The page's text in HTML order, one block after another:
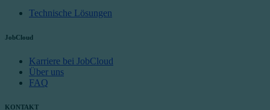
Technische Lösungen
JobCloud
Karriere bei JobCloud
Über uns
FAQ
KONTAKT